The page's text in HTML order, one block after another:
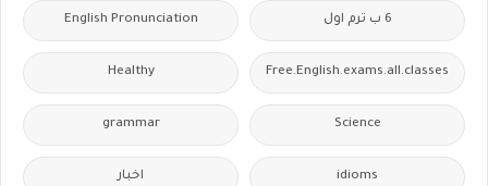
6 ب ترم اول English Pronunciation
Free.English.exams.all.classes
Healthy
Science
grammar
idioms اخبار